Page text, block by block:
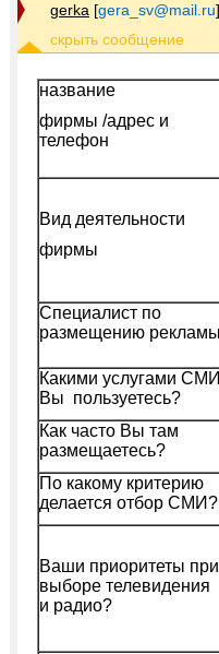
gerka [gera_sv@mail.ru]
название
фирмы /адрес и
телефон
Вид деятельности
фирмы
Специалист по
размещению
Какими услугами
Вы пользуетесь?
Как часто Вы там
размещаетесь?
По какому критерию
делается отбор СМИ?
Ваши приоритеты при
выборе телевидения
и радио?